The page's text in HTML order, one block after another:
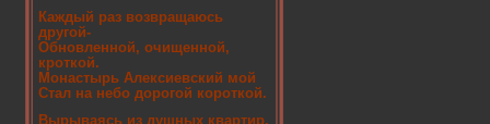
Каждый раз возвращаюсь
другой-
Обновленной, очищенной,
кроткой.
Монастырь Алексиевский мой
Стал на небо дорогой короткой.
Вырываясь из душных квартир,